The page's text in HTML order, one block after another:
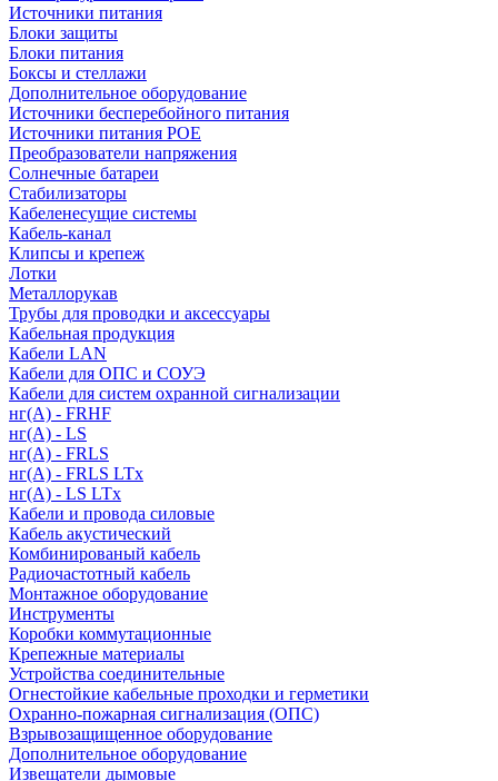
Источники питания
Блоки защиты
Блоки питания
Боксы и стеллажи
Дополнительное оборудование
Источники бесперебойного питания
Источники питания POE
Преобразователи напряжения
Солнечные батареи
Стабилизаторы
Кабеленесущие системы
Кабель-канал
Клипсы и крепеж
Лотки
Металлорукав
Трубы для проводки и аксессуары
Кабельная продукция
Кабели LAN
Кабели для ОПС и СОУЭ
Кабели для систем охранной сигнализации
нг(A) - FRHF
нг(A) - LS
нг(А) - FRLS
нг(А) - FRLS LTx
нг(А) - LS LTx
Кабели и провода силовые
Кабель акустический
Комбинированый кабель
Радиочастотный кабель
Монтажное оборудование
Инструменты
Коробки коммутационные
Крепежные материалы
Устройства соединительные
Огнестойкие кабельные проходки и герметики
Охранно-пожарная сигнализация (ОПС)
Взрывозащищенное оборудование
Дополнительное оборудование
Извещатели дымовые